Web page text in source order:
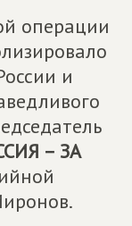
операции
и
– ЗА